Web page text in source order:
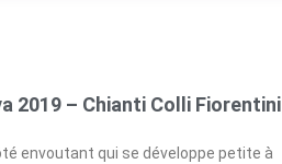
2019 – Chianti Colli Fiorentini
envoutant qui se développe petite à